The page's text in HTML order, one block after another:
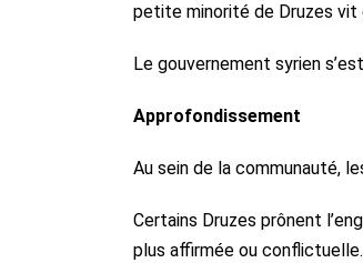
petite minorité de Druzes vit
Le gouvernement syrien
Approfondissement
Au sein de la communauté,
Certains Druzes prônent
plus affirmée ou conflictuelle.